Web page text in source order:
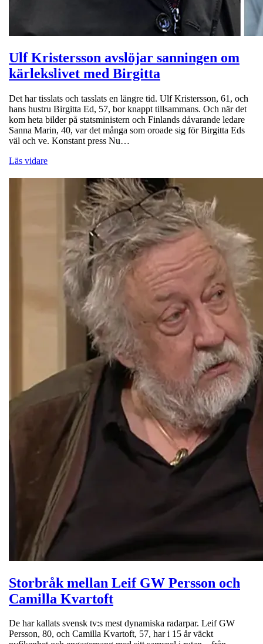
Ulf Kristersson avslöjar sanningen om
kärlekslivet med Birgitta
Det har tisslats och tasslats en längre tid. Ulf Kristersson, 61, och
hans hustru Birgitta Ed, 57, bor knappt tillsammans. Och när det
kom heta bilder på statsministern och Finlands dåvarande ledare
Sanna Marin, 40, var det många som oroade sig för Birgitta Eds
väl och ve. Konstant press Nu…
Läs vidare
Storbråk mellan Leif GW Persson och
Camilla Kvartoft
De har kallats svensk tv:s mest dynamiska radarpar. Leif GW
Persson, 80, och Camilla Kvartoft, 57, har i 15 år väckt